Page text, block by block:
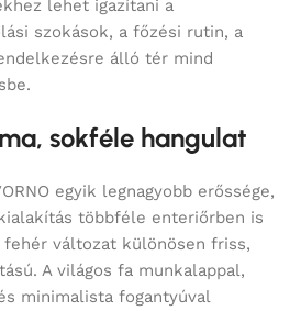
lehet igazítani a
szokások, a főzési rutin, a
álló tér mind
sokféle hangulat
egyik legnagyobb erőssége,
többféle enteriőrben is
változat különösen friss,
A világos fa munkalappal,
minimalista fogantyúval